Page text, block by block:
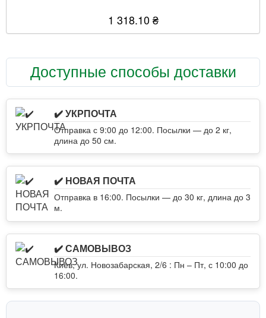
1 318.10 ₴
Доступные способы доставки
✔️ УКРПОЧТА
Отправка с 9:00 до 12:00. Посылки — до 2 кг,
длина до 50 см.
✔️ НОВАЯ ПОЧТА
Отправка в 16:00. Посылки — до 30 кг, длина до 3
м.
✔️ САМОВЫВОЗ
Киев, ул. Новозабарская, 2/6 : Пн – Пт, с 10:00 до
16:00.